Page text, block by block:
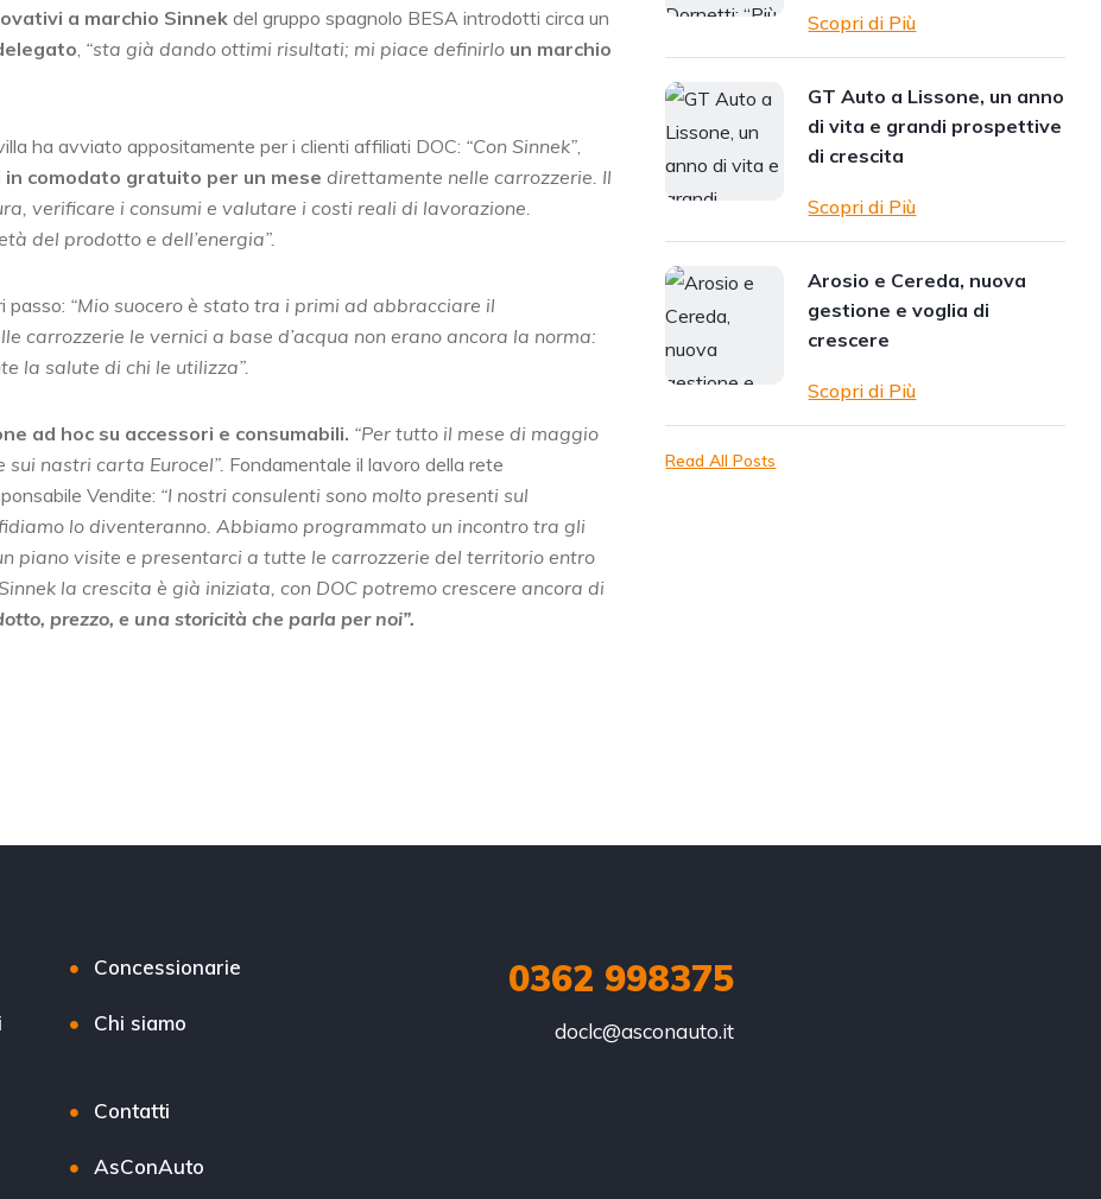
a marchio Sinnek del gruppo spagnolo BESA introdotti circa un
, “sta già dando ottimi risultati; mi piace definirlo un marchio
ha avviato appositamente per i clienti affiliati DOC: “Con Sinnek”,
comodato gratuito per un mese direttamente nelle carrozzerie. Il
verificare i consumi e valutare i costi reali di lavorazione.
del prodotto e dell’energia”.
passo: “Mio suocero è stato tra i primi ad abbracciare il
carrozzerie le vernici a base d’acqua non erano ancora la norma:
la salute di chi le utilizza”.
ad hoc su accessori e consumabili. “Per tutto il mese di maggio
nastri carta Eurocel”. Fondamentale il lavoro della rete
Vendite: “I nostri consulenti sono molto presenti sul
lo diventeranno. Abbiamo programmato un incontro tra gli
piano visite e presentarci a tutte le carrozzerie del territorio entro
la crescita è già iniziata, con DOC potremo crescere ancora di
prezzo, e una storicità che parla per noi”.
Scopri di Più
GT Auto a Lissone, un anno
di vita e grandi prospettive
di crescita
Scopri di Più
Arosio e Cereda, nuova
gestione e voglia di
crescere
Scopri di Più
Read All Posts
Concessionarie
Chi siamo
Contatti
AsConAuto
0362 998375
doclc@asconauto.it